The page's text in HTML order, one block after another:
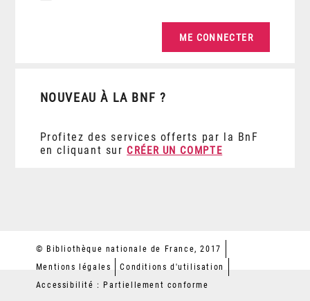
NOUVEAU À LA BNF ?
Profitez des services offerts par la BnF
en cliquant sur CRÉER UN COMPTE
© Bibliothèque nationale de France, 2017
Mentions légales
Conditions d'utilisation
Accessibilité : Partiellement conforme